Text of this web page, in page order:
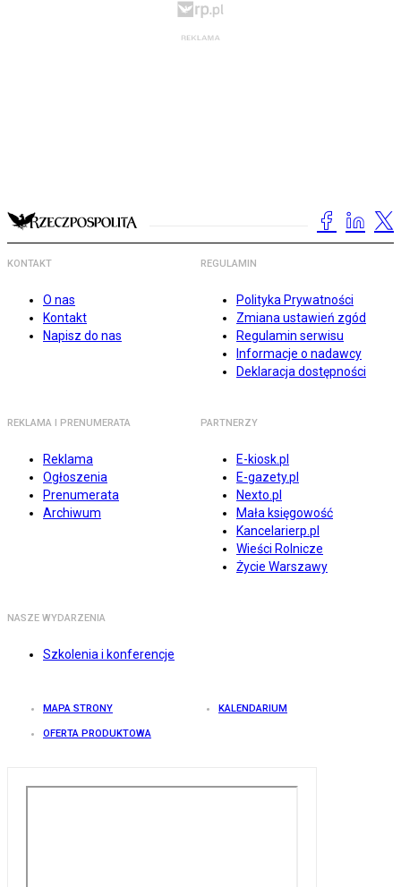
KONTAKT
O nas
Kontakt
Napisz do nas
REGULAMIN
Polityka Prywatności
Zmiana ustawień zgód
Regulamin serwisu
Informacje o nadawcy
Deklaracja dostępności
REKLAMA I PRENUMERATA
Reklama
Ogłoszenia
Prenumerata
Archiwum
PARTNERZY
E-kiosk.pl
E-gazety.pl
Nexto.pl
Mała księgowość
Kancelarierp.pl
Wieści Rolnicze
Życie Warszawy
NASZE WYDARZENIA
Szkolenia i konferencje
MAPA STRONY KALENDARIUM
OFERTA PRODUKTOWA